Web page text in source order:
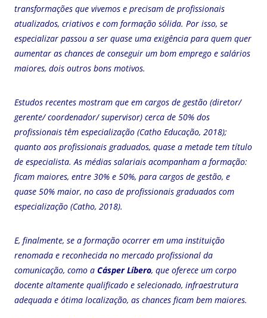
transformações que vivemos e precisam de profissionais
atualizados, criativos e com formação sólida. Por isso, se
especializar passou a ser quase uma exigência para quem quer
aumentar as chances de conseguir um bom emprego e salários
maiores, dois outros bons motivos.
Estudos recentes mostram que em cargos de gestão (diretor/
gerente/ coordenador/ supervisor) cerca de 50% dos
profissionais têm especialização (Catho Educação, 2018);
quanto aos profissionais graduados, quase a metade tem título
de especialista. As médias salariais acompanham a formação:
ficam maiores, entre 30% e 50%, para cargos de gestão, e
quase 50% maior, no caso de profissionais graduados com
especialização (Catho, 2018).
E, finalmente, se a formação ocorrer em uma instituição
renomada e reconhecida no mercado profissional da
comunicação, como a Cásper Líbero, que oferece um corpo
docente altamente qualificado e selecionado, infraestrutura
adequada e ótima localização, as chances ficam bem maiores.